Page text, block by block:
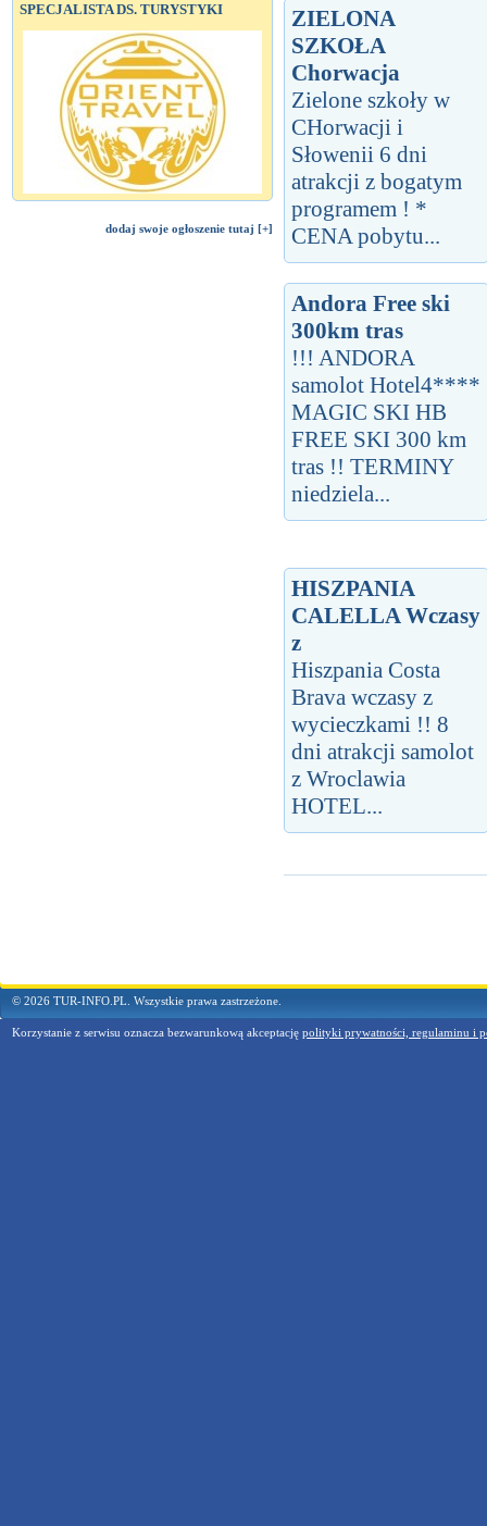
SPECJALISTA DS. TURYSTYKI
dodaj swoje ogłoszenie tutaj [+]
ZIELONA
SZKOŁA
Chorwacja
Zielone szkoły w
CHorwacji i
Słowenii 6 dni
atrakcji z bogatym
programem ! *
CENA pobytu...
Andora Free ski
300km tras
!!! ANDORA
samolot Hotel4****
MAGIC SKI HB
FREE SKI 300 km
tras !! TERMINY
niedziela...
HISZPANIA
CALELLA Wczasy
z
Hiszpania Costa
Brava wczasy z
wycieczkami !! 8
dni atrakcji samolot
z Wroclawia
HOTEL...
© 2026 TUR-INFO.PL. Wszystkie prawa zastrzeżone.
Korzystanie z serwisu oznacza bezwarunkową akceptację polityki prywatności, regulaminu i